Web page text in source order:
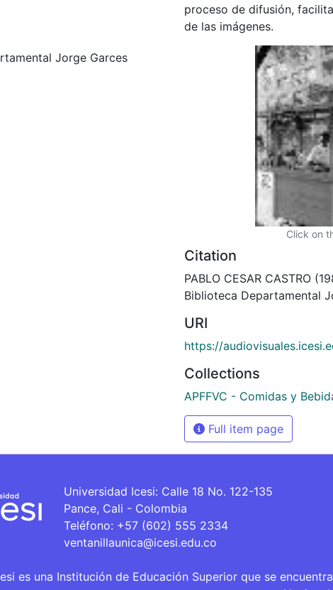
Jorge Garces
proceso de difusión,
de las imágenes.
Click on
Citation
PABLO CESAR CASTRO
Biblioteca Departamental
URI
https://
Collections
APFFVC - Comidas y
Full item page
Universidad Icesi: Calle 18 No. 122-135
Pance, Cali - Colombia
Teléfono: +57 (602) 555 2334
ventanillaunica@icesi.edu.co
es una Institución de Educación Superior que se